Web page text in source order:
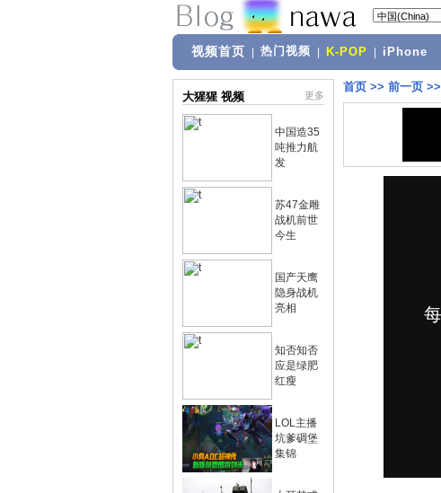
视频首页 热门视频 K-POP iPhone
大猩猩 视频 更多
中国造35
吨推力航
发
苏47金雕
战机前世
今生
国产天鹰
隐身战机
亮相
知否知否
应是绿肥
红瘦
LOL主播
坑爹碉堡
集锦
首页 >> 前一页 >>